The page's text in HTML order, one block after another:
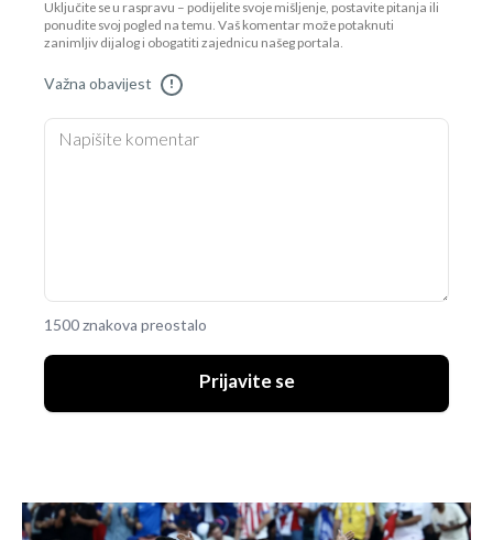
Uključite se u raspravu – podijelite svoje mišljenje, postavite pitanja ili
ponudite svoj pogled na temu. Vaš komentar može potaknuti
zanimljiv dijalog i obogatiti zajednicu našeg portala.
Važna obavijest !
1500 znakova preostalo
Prijavite se